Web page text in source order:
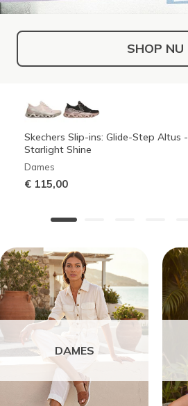
SHOP NU
Skechers Slip-ins: Glide-Step Altus -
Starlight Shine
Dames
€ 115,00
DAMES